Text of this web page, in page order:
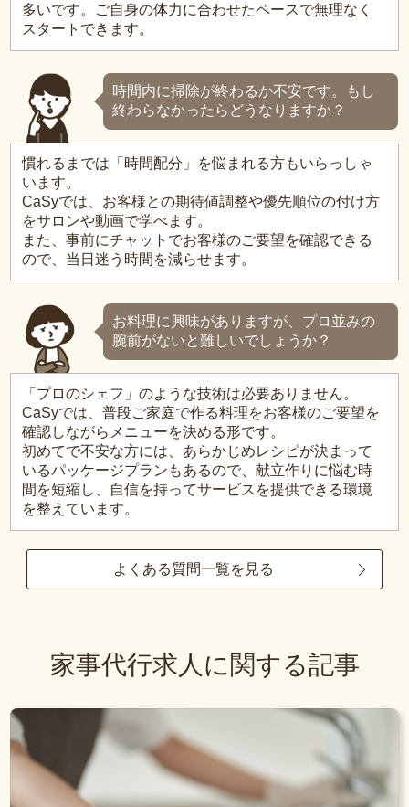
多いです。ご自身の体力に合わせたペースで無理なく
スタートできます。
時間内に掃除が終わるか不安です。もし
終わらなかったらどうなりますか？
慣れるまでは「時間配分」を悩まれる方もいらっしゃ
います。
CaSyでは、お客様との期待値調整や優先順位の付け方
をサロンや動画で学べます。
また、事前にチャットでお客様のご要望を確認できる
ので、当日迷う時間を減らせます。
お料理に興味がありますが、プロ並みの
腕前がないと難しいでしょうか？
「プロのシェフ」のような技術は必要ありません。
CaSyでは、普段ご家庭で作る料理をお客様のご要望を
確認しながらメニューを決める形です。
初めてで不安な方には、あらかじめレシピが決まって
いるパッケージプランもあるので、献立作りに悩む時
間を短縮し、自信を持ってサービスを提供できる環境
を整えています。
よくある質問一覧を見る
家事代行求人に関する記事